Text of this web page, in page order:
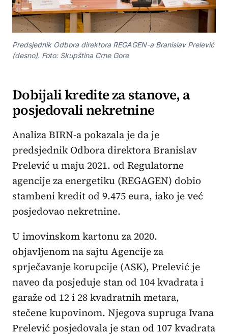
Predsjednik Odbora direktora REGAGEN-a Branislav Prelević
(desno). Foto: Skupština Crne Gore
Dobijali kredite za stanove, a
posjedovali nekretnine
Analiza BIRN-a pokazala je da je
predsjednik Odbora direktora Branislav
Prelević u maju 2021. od Regulatorne
agencije za energetiku (REGAGEN) dobio
stambeni kredit od 9.475 eura, iako je već
posjedovao nekretnine.
U imovinskom kartonu za 2020.
objavljenom na sajtu Agencije za
sprječavanje korupcije (ASK), Prelević je
naveo da posjeduje stan od 104 kvadrata i
garaže od 12 i 28 kvadratnih metara,
stečene kupovinom. Njegova supruga Ivana
Prelević posjedovala je stan od 107 kvadrata